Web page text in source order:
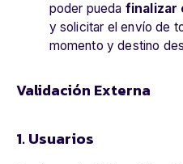
poder pueda finalizar
y solicitar el envío de
momento y destino
Validación Externa
1. Usuarios